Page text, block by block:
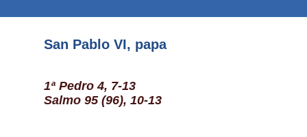
Familia Menesiana
San Pablo VI, papa
1ª Pedro 4, 7-13
Salmo 95 (96), 10-13